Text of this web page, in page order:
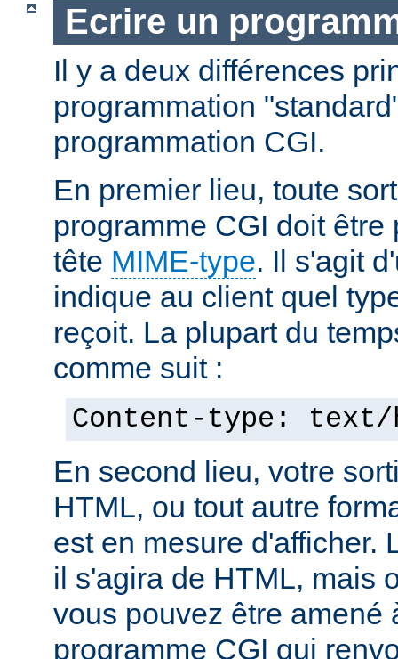
Ecrire un
Il y a deux différences
programmation
programmation CGI.
En premier lieu, toute
programme CGI doit être
tête MIME-type. Il s'agit
indique au client quel
reçoit. La plupart du
comme suit :
Content-type: text/
En second lieu, votre
HTML, ou tout autre
est en mesure d'afficher.
il s'agira de HTML, mais
vous pouvez être amené
programme CGI qui